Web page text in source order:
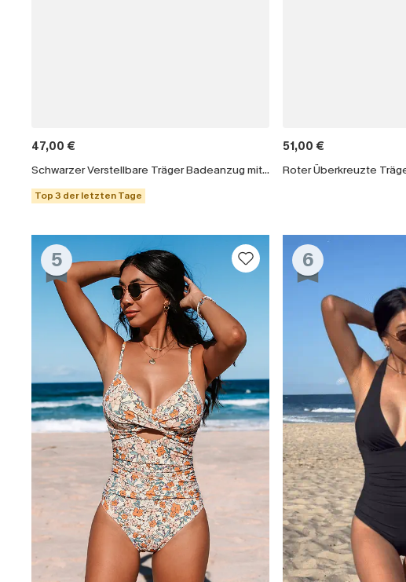
47,00 €
Schwarzer Verstellbare Träger Badeanzug mit Wellenkante
Top 3 der letzten Tage
51,00 €
5 6